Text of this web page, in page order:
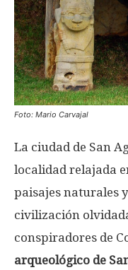
Foto: Mario Carvajal
La ciudad de San
localidad relajada
paisajes naturales
civilización
conspiradores de
arqueológico de